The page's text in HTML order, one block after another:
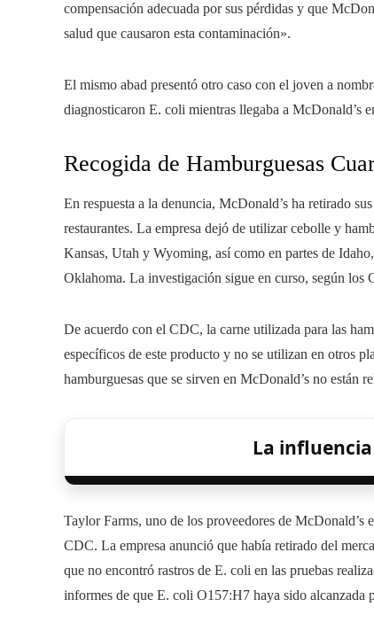
compensación adecuada por sus pérdidas y que
salud que causaron esta contaminación».
El mismo abad presentó otro caso con el joven a
diagnosticaron E. coli mientras llegaba a McDonald’s
Recogida de Hamburguesas
En respuesta a la denuncia, McDonald’s ha retirado
restaurantes. La empresa dejó de utilizar cebolle y
Kansas, Utah y Wyoming, así como en partes de
Oklahoma. La investigación sigue en curso, según los
De acuerdo con el CDC, la carne utilizada para las
específicos de este producto y no se utilizan en otros
hamburguesas que se sirven en McDonald’s no están
La influencia
Taylor Farms, uno de los proveedores de
CDC. La empresa anunció que había retirado del
que no encontró rastros de E. coli en las pruebas
informes de que E. coli O157:H7 haya sido alcanzada